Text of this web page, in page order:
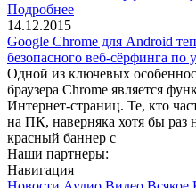
Подробнее
14.12.2015
Google Chrome для Android
безопасного веб-сёрфинга по
Одной из ключевых
браузера Chrome является
Интернет-страниц. Те, кто
на ПК, наверняка хотя бы раз
красный баннер с
Наши партнеры:
Навигация